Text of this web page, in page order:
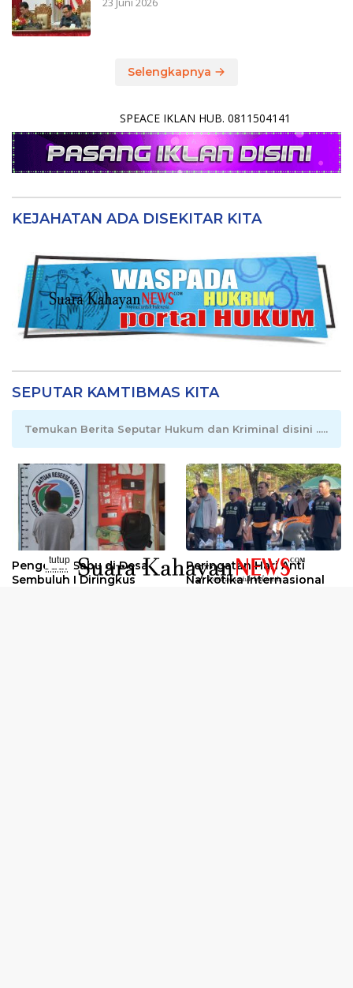
Selengkapnya
SPEACE IKLAN HUB. 0811504141
KEJAHATAN ADA DISEKITAR KITA
SEPUTAR KAMTIBMAS KITA
Temukan Berita Seputar Hukum dan Kriminal disini .....
Pengedar Sabu di Desa
Sembuluh I Diringkus
Peringatan Hari Anti
Narkotika Internasional
tutup
..........